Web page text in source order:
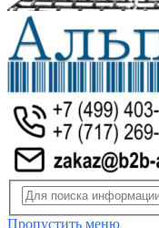
Пропустить меню